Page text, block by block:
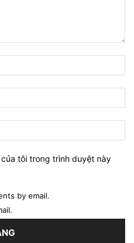
tôi trong trình duyệt này
by email.